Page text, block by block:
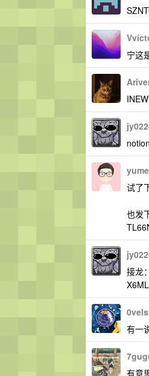
宁这
试了
也发
接龙：
0vels
有一
有意